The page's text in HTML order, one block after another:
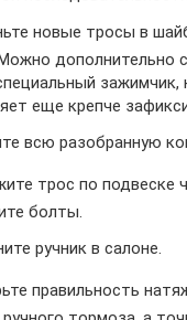
новые тросы в
дополнительно
зажимчик,
еще крепче
всю разобранную
трос по подвеске
болты.
ручник в салоне.
правильность